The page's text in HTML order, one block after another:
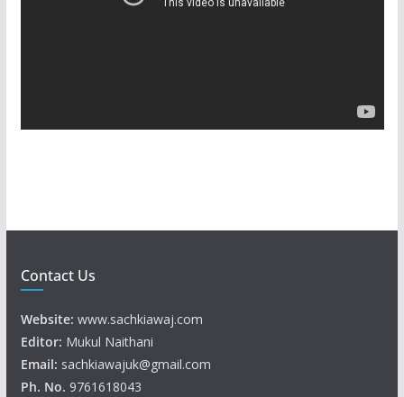
Contact Us
Website: www.sachkiawaj.com
Editor: Mukul Naithani
Email: sachkiawajuk@gmail.com
Ph. No. 9761618043